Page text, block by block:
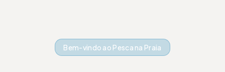
Bem-vindo ao Pesca na Praia